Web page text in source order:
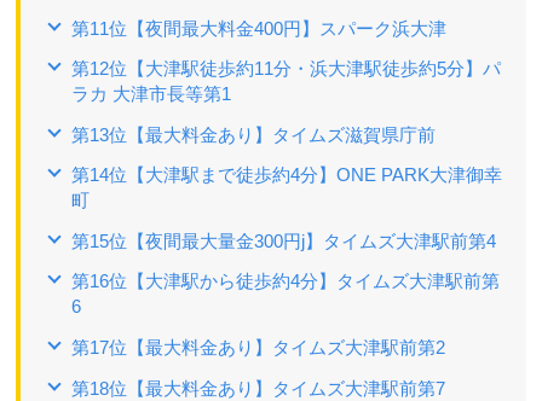
第11位【夜間最大料金400円】スパーク浜大津
第12位【大津駅徒歩約11分・浜大津駅徒歩約5分】パ
ラカ 大津市長等第1
第13位【最大料金あり】タイムズ滋賀県庁前
第14位【大津駅まで徒歩約4分】ONE PARK大津御幸
町
第15位【夜間最大量金300円j】タイムズ大津駅前第4
第16位【大津駅から徒歩約4分】タイムズ大津駅前第
6
第17位【最大料金あり】タイムズ大津駅前第2
第18位【最大料金あり】タイムズ大津駅前第7